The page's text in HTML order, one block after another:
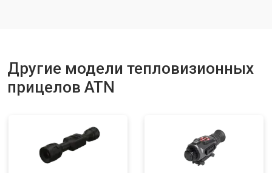
Другие модели тепловизионных
прицелов ATN